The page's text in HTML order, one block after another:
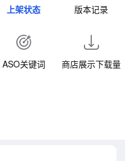
上架状态 版本记录
ASO关键词 商店展示下载量